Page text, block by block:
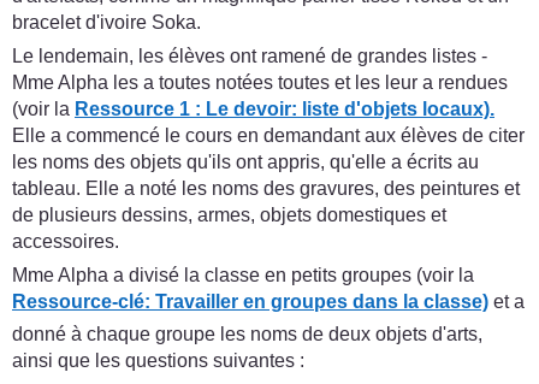
bracelet d'ivoire Soka.
Le lendemain, les élèves ont ramené de grandes listes -
Mme Alpha les a toutes notées toutes et les leur a rendues
(voir la Ressource 1 : Le devoir: liste d'objets locaux).
Elle a commencé le cours en demandant aux élèves de citer
les noms des objets qu'ils ont appris, qu'elle a écrits au
tableau. Elle a noté les noms des gravures, des peintures et
de plusieurs dessins, armes, objets domestiques et
accessoires.
Mme Alpha a divisé la classe en petits groupes (voir la
Ressource-clé: Travailler en groupes dans la classe) et a
donné à chaque groupe les noms de deux objets d'arts,
ainsi que les questions suivantes :